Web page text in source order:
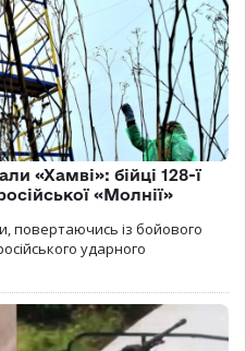
«Хамві»: бійці 128-ї
«Молнії»
повертаючись із бойового
ударного